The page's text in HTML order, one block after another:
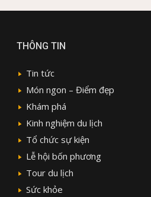
THÔNG TIN
Tin tức
Món ngon – Điểm đẹp
Khám phá
Kinh nghiệm du lịch
Tổ chức sự kiện
Lễ hội bốn phương
Tour du lịch
Sức khỏe